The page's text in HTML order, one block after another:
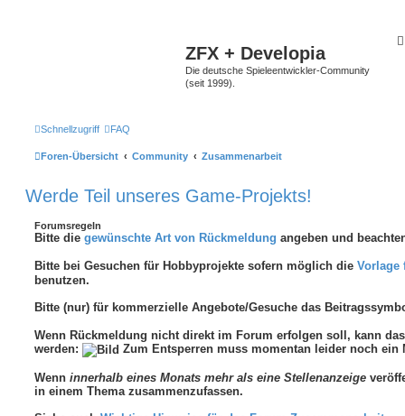
ZFX + Developia
Die deutsche Spieleentwickler-Community
(seit 1999).
Schnellzugriff FAQ
Foren-Übersicht Community Zusammenarbeit
Werde Teil unseres Game-Projekts!
Forumsregeln
Bitte die gewünschte Art von Rückmeldung angeben und
Bitte bei Gesuchen für Hobbyprojekte sofern möglich die Vorlage
benutzen.
Bitte (nur) für kommerzielle Angebote/Gesuche das
Wenn Rückmeldung nicht direkt im Forum erfolgen soll, kann
werden:
Zum Entsperren muss momentan leider noch ein
Wenn innerhalb eines Monats mehr als eine Stellenanzeige
in einem Thema zusammenzufassen.